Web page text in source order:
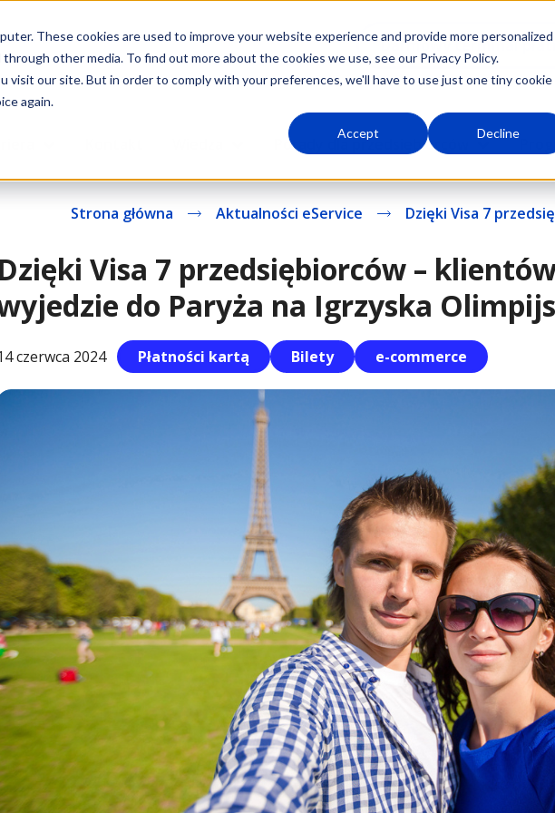
These cookies are used to improve your website experience and provide more personalized
other media. To find out more about the cookies we use, see our Privacy Policy.
visit our site. But in order to comply with your preferences, we'll have to use just one tiny cookie
again.
Accept Decline
Darmowy terminal
Porady dla przedsiębiorców
Strona główna Aktualności eService Dzięki Visa 7
Dzięki Visa 7 przedsiębiorców –
do Paryża na Igrzyska
czerwca 2024 Płatności kartą Bilety e-commerce